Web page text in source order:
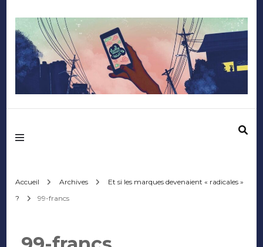
Mediafactory – Le
d'Audencia
SciencesCom
Accueil Archives
Et si les marques devenaient « radicales »
?
99-francs